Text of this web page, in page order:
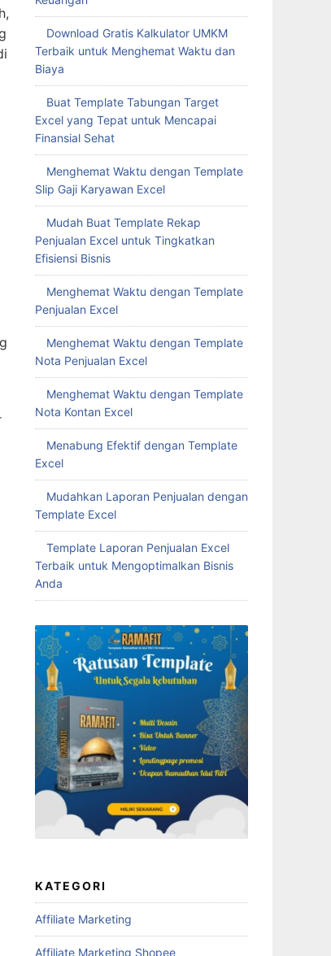
Download Gratis Kalkulator UMKM
Terbaik untuk Menghemat Waktu dan
Biaya
Buat Template Tabungan Target
Excel yang Tepat untuk Mencapai
Finansial Sehat
Menghemat Waktu dengan Template
Slip Gaji Karyawan Excel
Mudah Buat Template Rekap
Penjualan Excel untuk Tingkatkan
Efisiensi Bisnis
Menghemat Waktu dengan Template
Penjualan Excel
Menghemat Waktu dengan Template
Nota Penjualan Excel
Menghemat Waktu dengan Template
Nota Kontan Excel
Menabung Efektif dengan Template
Excel
Mudahkan Laporan Penjualan dengan
Template Excel
Template Laporan Penjualan Excel
Terbaik untuk Mengoptimalkan Bisnis
Anda
KATEGORI
Affiliate Marketing
Affiliate Marketing Shopee